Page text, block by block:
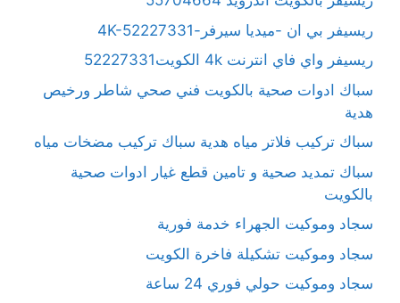
ريسيفر بي ان -ميديا سيرفر-4K-52227331
ريسيفر واي فاي انترنت 4k الكويت52227331
سباك ادوات صحية بالكويت فني صحي شاطر ورخيص
هدية
سباك تركيب فلاتر مياه هدية سباك تركيب مضخات مياه
سباك تمديد صحية و تامين قطع غيار ادوات صحية
بالكويت
سجاد وموكيت الجهراء خدمة فورية
سجاد وموكيت تشكيلة فاخرة الكويت
سجاد وموكيت حولي فوري 24 ساعة